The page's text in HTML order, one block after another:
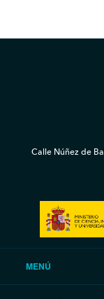
Calle Núñez de
MENÚ